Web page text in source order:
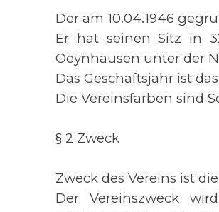
Der am 10.04.1946
Er hat seinen Sitz in
Oeynhausen unter der
Das Geschäftsjahr ist
Die Vereinsfarben sind
§ 2 Zweck
Zweck des Vereins ist
Der Vereinszweck